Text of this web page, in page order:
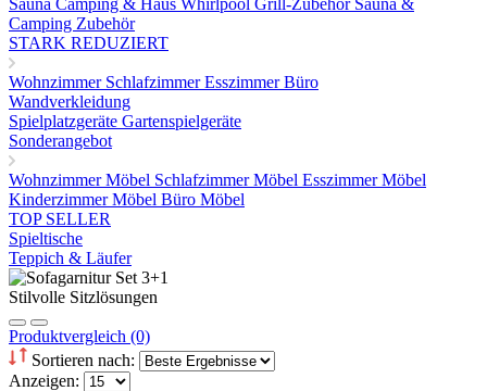
Camping Zubehör
STARK REDUZIERT
Wohnzimmer SchlafzimmerEsszimmerBüro
Wandverkleidung
Spielplatzgeräte Gartenspielgeräte
Sonderangebot
Wohnzimmer Möbel Schlafzimmer Möbel Esszimmer Möbel
Kinderzimmer Möbel Büro Möbel
TOP SELLER
Spieltische
Teppich & Läufer
Stilvolle Sitzlösungen
Produktvergleich (0)
Sortieren nach:
Anzeigen: